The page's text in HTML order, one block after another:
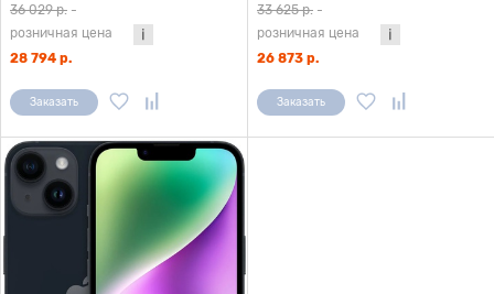
36 029 р. -
розничная цена
28 794 р.
Заказать
33 625 р. -
розничная цена
26 873 р.
Заказать